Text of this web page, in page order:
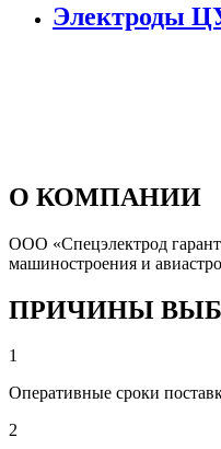
Электроды
О КОМПАНИИ
ООО «Спецэлектрод
машиностроения и
ПРИЧИНЫ
1
Оперативные сроки
2